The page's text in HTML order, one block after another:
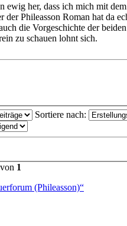
ewig her, dass ich mich mit
der Phileasson Roman hat da
die Vorgeschichte der
zu schauen lohnt sich.
Sortiere nach:
von 1
(Phileasson)“